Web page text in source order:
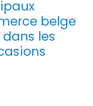
belge
les